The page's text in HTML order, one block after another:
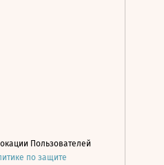
Пользователей
по защите